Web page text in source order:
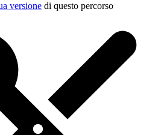
versione di questo percorso